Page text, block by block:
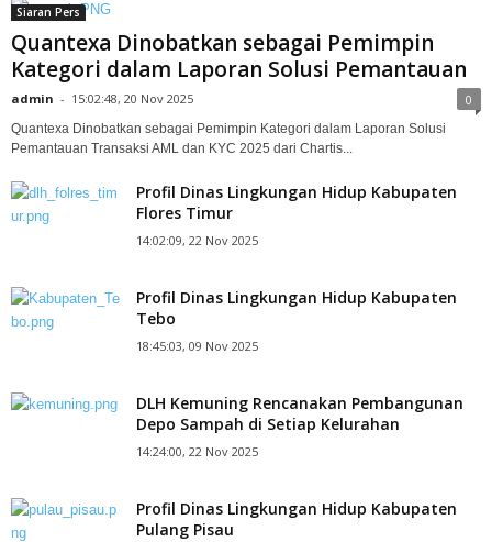
Siaran Pers
Quantexa Dinobatkan sebagai Pemimpin
Kategori dalam Laporan Solusi Pemantauan
admin - 15:02:48, 20 Nov 2025 0
Quantexa Dinobatkan sebagai Pemimpin Kategori dalam Laporan Solusi
Pemantauan Transaksi AML dan KYC 2025 dari Chartis...
Profil Dinas Lingkungan Hidup Kabupaten
Flores Timur
14:02:09, 22 Nov 2025
Profil Dinas Lingkungan Hidup Kabupaten
Tebo
18:45:03, 09 Nov 2025
DLH Kemuning Rencanakan Pembangunan
Depo Sampah di Setiap Kelurahan
14:24:00, 22 Nov 2025
Profil Dinas Lingkungan Hidup Kabupaten
Pulang Pisau